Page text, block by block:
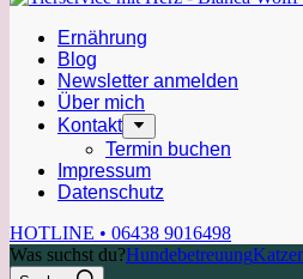
Ernährung
Blog
Newsletter anmelden
Über mich
Kontakt
Termin buchen
Impressum
Datenschutz
HOTLINE • 06438 9016498
Was suchst du?Hundebetreuung